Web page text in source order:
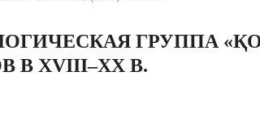
ГРУППА
В XVIII–XX В.